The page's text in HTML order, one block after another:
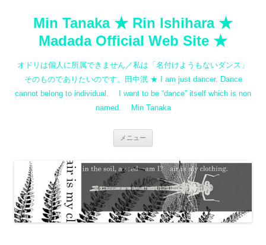
キ
ッ
Min Tanaka ★ Rin Ishihara ★
Madada Official Web Site ★
オドリは個人に所属できません／私は「名付けようもないダンス」
そのものでありたいのです。田中泯 ★ I am just dancer. Dance
cannot belong to individual. I want to be “dance” itself which is non
named. Min Tanaka
メニュー